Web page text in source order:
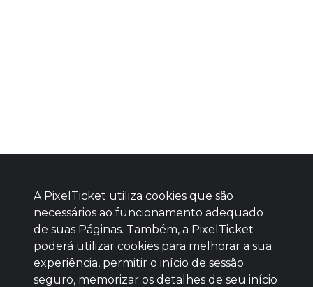
Baixe agora nosso app
A PixelTicket utiliza cookies que são
necessários ao funcionamento adequado
de suas Páginas. Também, a PixelTicket
poderá utilizar cookies para melhorar a sua
experiência, permitir o início de sessão
seguro, memorizar os detalhes de seu início